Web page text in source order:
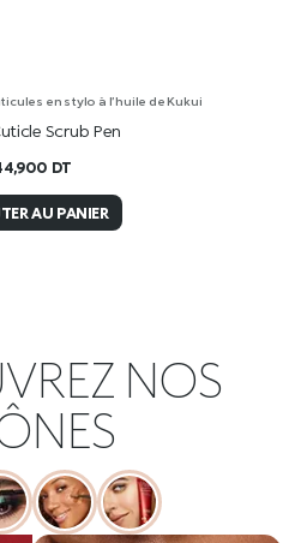
en stylo à l’huile de Kukui
Scrub Pen
DT
AU PANIER
NOS